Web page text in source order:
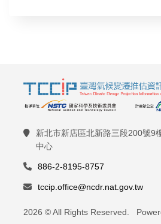
新北市新店區北新路三段200號
中心
886-2-8195-8757
tccip.office@ncdr.nat.gov.tw
2026 © All Rights Reserved.